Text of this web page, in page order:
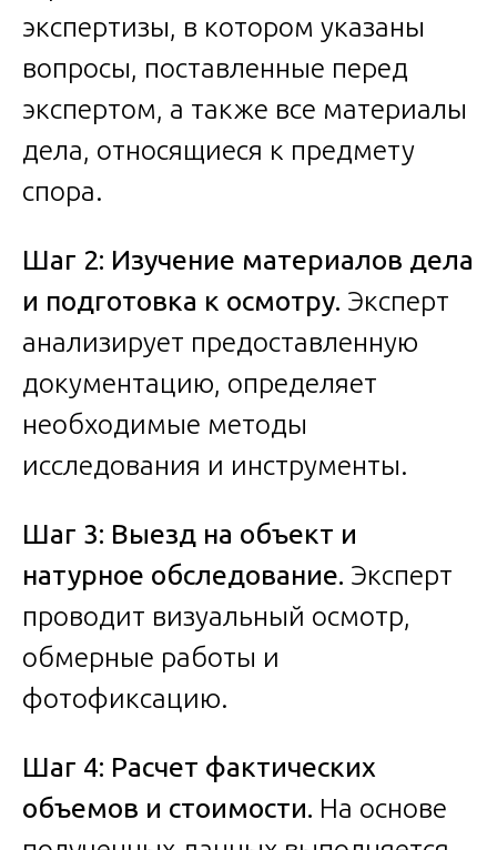
экспертизы, в котором указаны
вопросы, поставленные перед
экспертом, а также все материалы
дела, относящиеся к предмету
спора.
Шаг 2: Изучение материалов дела
и подготовка к осмотру. Эксперт
анализирует предоставленную
документацию, определяет
необходимые методы
исследования и инструменты.
Шаг 3: Выезд на объект и
натурное обследование. Эксперт
проводит визуальный осмотр,
обмерные работы и
фотофиксацию.
Шаг 4: Расчет фактических
объемов и стоимости. На основе